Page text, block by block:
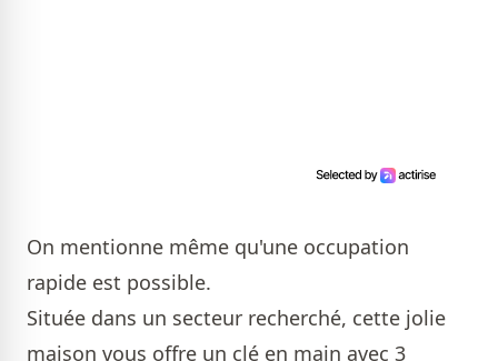
On mentionne même qu'une occupation
rapide est possible.
Située dans un secteur recherché, cette jolie
maison vous offre un clé en main avec 3